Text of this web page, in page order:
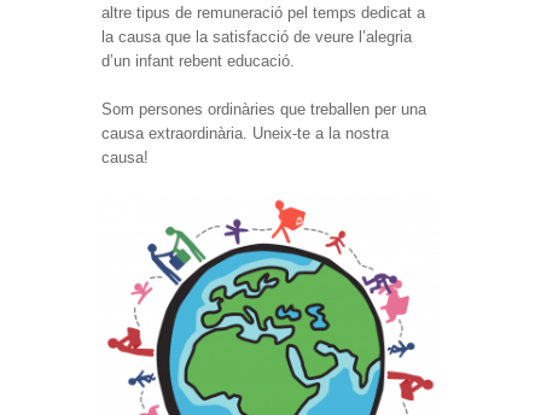
altre tipus de remuneració pel temps dedicat a
la causa que la satisfacció de veure l’alegria
d’un infant rebent educació.
Som persones ordinàries que treballen per una
causa extraordinària. Uneix-te a la nostra
causa!